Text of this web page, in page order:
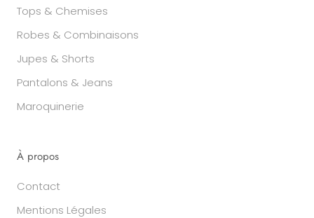
Tops & Chemises
Robes & Combinaisons
Jupes & Shorts
Pantalons & Jeans
Maroquinerie
À propos
Contact
Mentions Légales